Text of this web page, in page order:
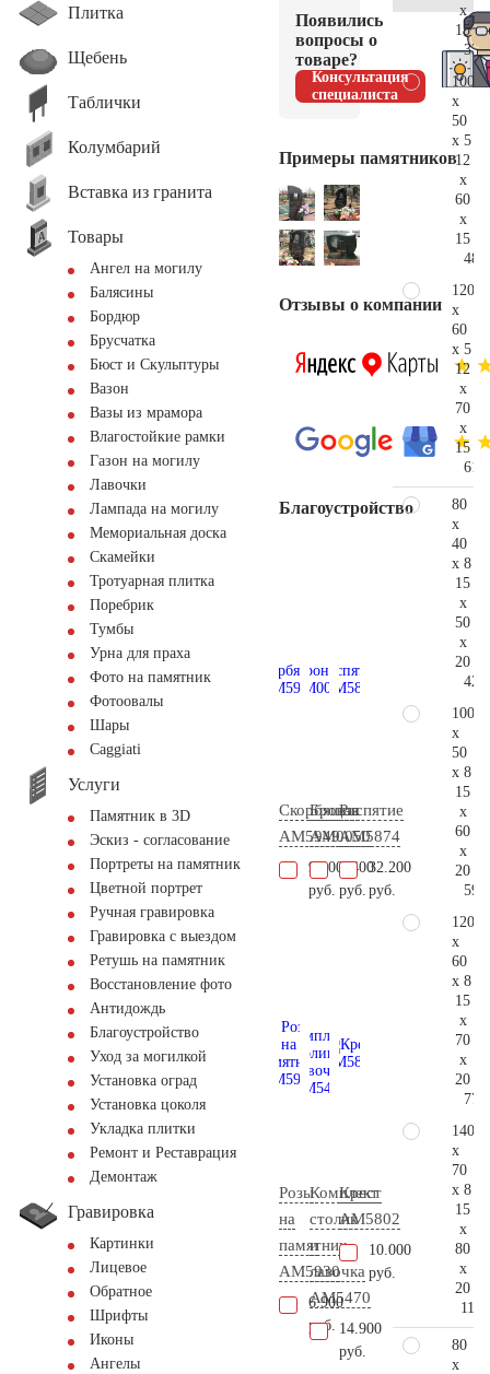
Плитка
Щебень
Таблички
Колумбарий
Вставка из гранита
Товары
Ангел на могилу
Балясины
Бордюр
Брусчатка
Бюст и Скульптуры
Вазон
Вазы из мрамора
Влагостойкие рамки
Газон на могилу
Лавочки
Лампада на могилу
Мемориальная доска
Скамейки
Тротуарная плитка
Поребрик
Тумбы
Урна для праха
Фото на памятник
Фотоовалы
Шары
Сaggiati
Услуги
Памятник в 3D
Эскиз - согласование
Портреты на памятник
Цветной портрет
Ручная гравировка
Гравировка с выездом
Ретушь на памятник
Восстановление фото
Антидождь
Благоустройство
Уход за могилкой
Установка оград
Установка цоколя
Укладка плитки
Ремонт и Реставрация
Демонтаж
Гравировка
Картинки
Лицевое
Обратное
Шрифты
Иконы
Ангелы
Появились
вопросы о
товаре?
Консультация
специалиста
Примеры памятников
Отзывы о компании
Благоустройство
Скорбящая
AM5949
9.900
руб.
Бронза
AM0050
2.400
руб.
Распятие
AM5874
32.200
руб.
Розы
на
памятник
AM5930
6.900
руб.
Комплект
столик
и
лавочка
АМ5470
14.900
руб.
Крест
AM5802
10.000
руб.
x
15
100
x
50
x 5
12
x
60
x
15
120
x
60
x 5
12
x
70
x
15
80
x
40
x 8
15
x
50
x
20
100
x
50
x 8
15
x
60
x
20
120
x
60
x 8
15
x
70
x
20
140
x
70
x 8
15
x
80
x
20
80
x